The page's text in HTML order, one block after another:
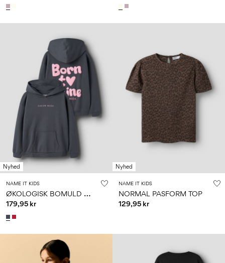
Nyhed
NAME IT KIDS
Ø
KOLOGISK BOMULD HOODIE
179,95 kr
Nyhed
NAME IT KIDS
NORMAL PASFORM TOP
129,95 kr